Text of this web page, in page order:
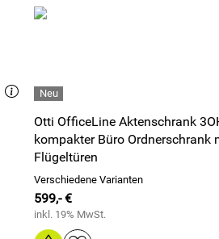
Otti OfficeLine Aktenschrank
kompakter Büro Ordnerschrank
Flügeltüren
Verschiedene Varianten
599,- €
inkl. 19% MwSt.